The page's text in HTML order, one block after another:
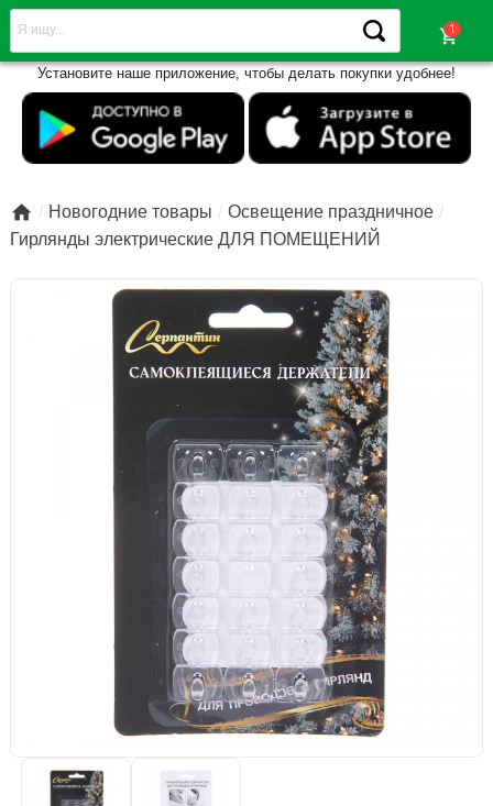
shopping_cart
Установите наше приложение, чтобы делать покупки удобнее!
 Новогодние товары
Освещение праздничное
Гирлянды электрические ДЛЯ ПОМЕЩЕНИЙ